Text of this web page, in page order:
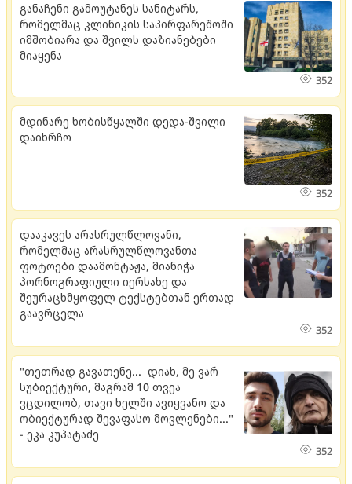
განაჩენი გამოუტანეს სანიტარს,
რომელმაც კლინიკის საპირფარეშოში
იმშობიარა და შვილს დაზიანებები
მიაყენა
352
მდი­ნა­რე ხო­ბის­წყალ­ში დედა-შვი­ლი
და­იხ­რჩო
352
დააკავეს არასრულწლოვანი,
რომელმაც არასრულწლოვანთა
ფოტოები დაამონტაჟა, მიანიჭა
პორნოგრაფიული იერსახე და
შეურაცხმყოფელ ტექსტებთან ერთად
გაავრცელა
352
"თეთრად გავათენე... დიახ, მე ვარ
სუბიექტური, მაგრამ 10 თვეა
ვცდილობ, თავი ხელში ავიყვანო და
ობიექტურად შევაფასო მოვლენები..."
- ეკა კუპატაძე
352